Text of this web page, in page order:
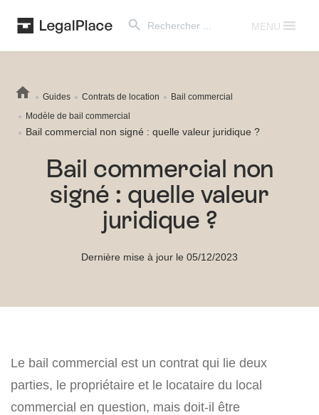
for:
MENU
Guides Contrats de location
Bail commercial
Modèle de bail commercial
Bail commercial non signé : quelle valeur juridique ?
Bail commercial non
signé : quelle valeur
juridique ?
Dernière mise à jour le 05/12/2023
Le bail commercial est un contrat qui lie deux
parties, le propriétaire et le locataire du local
commercial en question, mais doit-il être